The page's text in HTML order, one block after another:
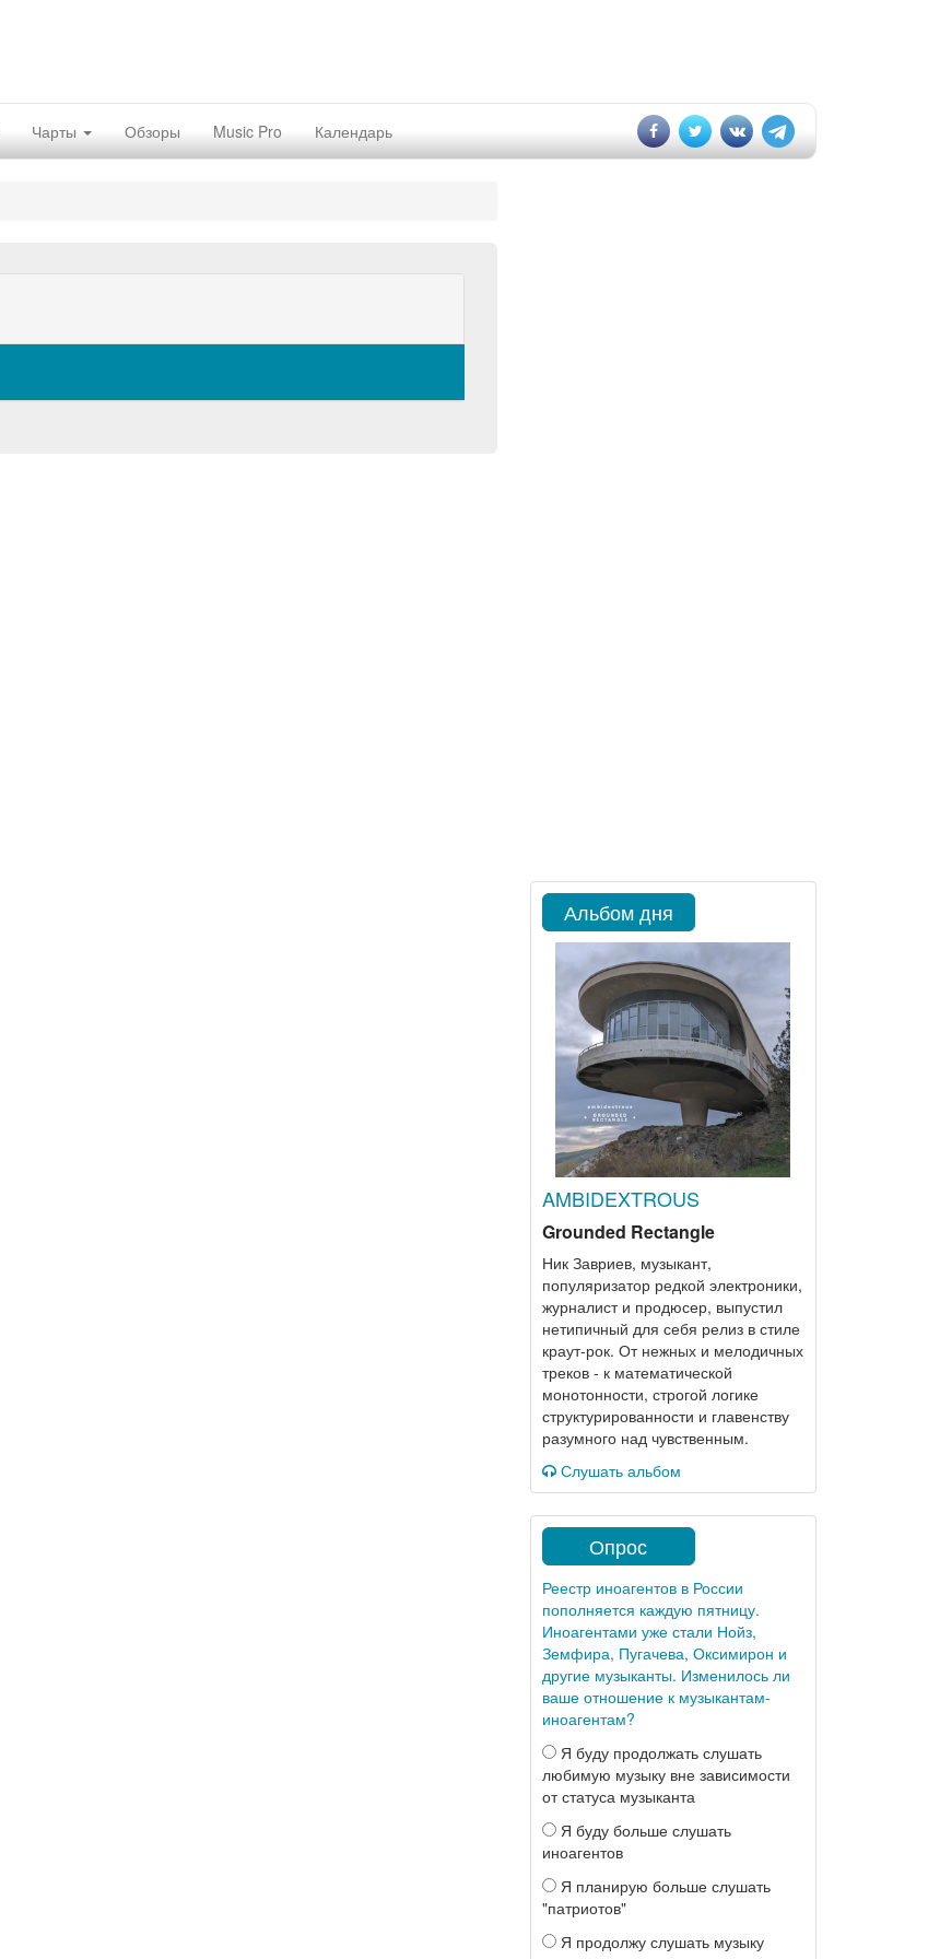
Чарты Обзоры Music Pro Календарь
Альбом дня
AMBIDEXTROUS
Grounded Rectangle
Ник Завриев, музыкант,
популяризатор редкой электроники,
журналист и продюсер, выпустил
нетипичный для себя релиз в стиле
краут-рок. От нежных и мелодичных
треков - к математической
монотонности, строгой логике
структурированности и главенству
разумного над чувственным.
Слушать альбом
Опрос
Реестр иноагентов в России
пополняется каждую пятницу.
Иноагентами уже стали Нойз,
Земфира, Пугачева, Оксимирон и
другие музыканты. Изменилось ли
ваше отношение к музыкантам-
иноагентам?
Я буду продолжать слушать
любимую музыку вне зависимости
от статуса музыканта
Я буду больше слушать
иноагентов
Я планирую больше слушать
"патриотов"
Я продолжу слушать музыку